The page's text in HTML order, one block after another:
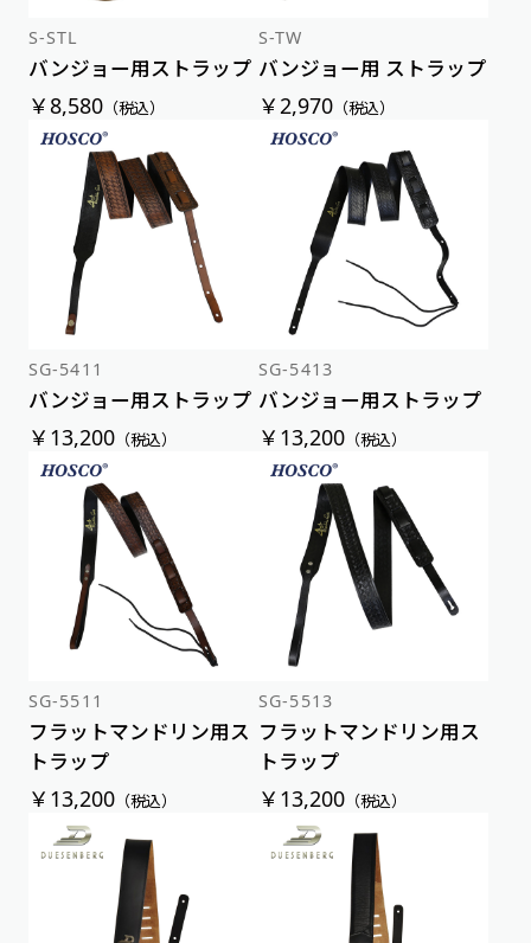
S-STL
バンジョー用ストラップ
￥8,580（税込）
S-TW
バンジョー用 ストラップ
￥2,970 （税込）
SG-5411
バンジョー用ストラップ
￥13,200（税込）
SG-5413
バンジョー用ストラップ
￥13,200 （税込）
SG-5511
フラットマンドリン用ス
トラップ
￥13,200（税込）
SG-5513
フラットマンドリン用ス
トラップ
￥13,200 （税込）